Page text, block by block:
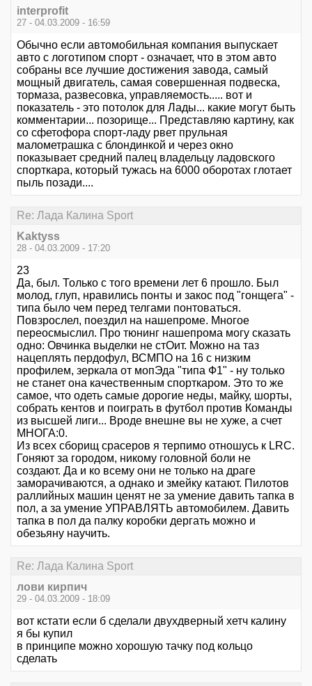
interprofit
27 - 04.03.2009 - 16:59
Обычно если автомобильная компания выпускает
авто с логотипом спорт - означает, что в этом авто
собраны все лучшие достижения завода, самый
мощный двигатель, самая совершенная подвеска,
тормаза, развесовка, управляемость..... вот и
показатель - это потолок для Лады... какие могут быть
комментарии... позорище... Представляю картину, как
со сфетофора спорт-ладу рвет прульная
малометрашка с блондинкой и через окно
показывает средний палец владельцу ладовского
спорткара, который тужась на 6000 оборотах глотает
пыль позади....
Re: Лада Калина Sport
Kaktyss
28 - 04.03.2009 - 17:20
23
Да, был. Только с того времени лет 6 прошло. Был
молод, глуп, нравились понты и закос под "гонщега" -
типа было чем перед телгами понтоваться.
Повзрослел, поездил на нашепроме. Многое
переосмыслил. Про тюнинг нашепрома могу сказать
одно: Овчинка выделки не стОит. Можно на таз
нацеплять пердофул, ВСМПО на 16 с низким
профилем, зеркала от мопЭда "типа Ф1" - ну только
не станет она качественным спорткаром. Это то же
самое, что одеть самые дорогие неды, майку, шорты,
собрать кентов и поиграть в футбол против Команды
из высшей лиги... Вроде внешне вы не хуже, а счет
МНОГА:0.
Из всех сборищ срасеров я терпимо отношусь к LRC.
Гоняют за городом, никому головной боли не
создают. Да и ко всему они не только на драге
заморачиваются, а однако и змейку катают. Пилотов
раллийных машин ценят не за умение давить тапка в
пол, а за умение УПРАВЛЯТЬ автомобилем. Давить
тапка в пол да палку коробки дергать можно и
обезьяну научить.
Re: Лада Калина Sport
лови кирпич
29 - 04.03.2009 - 18:09
вот кстати если б сделали двухдверный хетч калину
я бы купил
в принципе можно хорошую тачку под кольцо
сделать